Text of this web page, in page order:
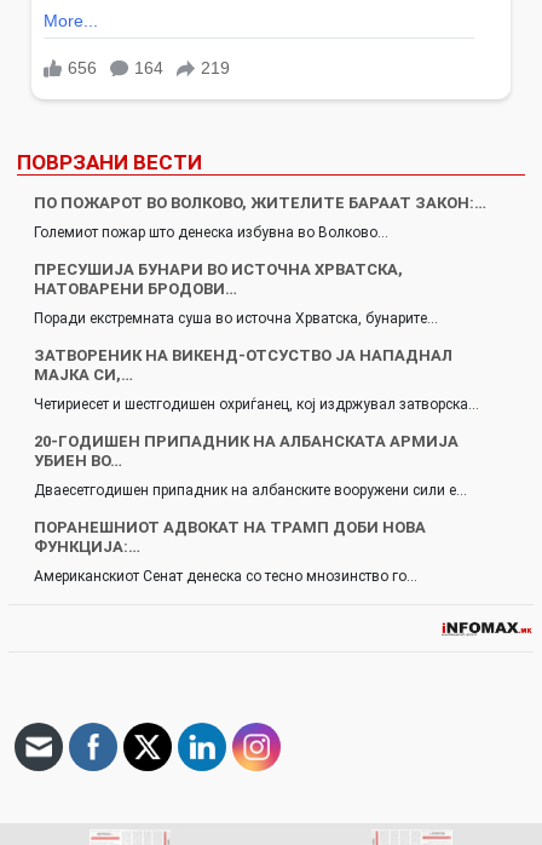
ПОВРЗАНИ ВЕСТИ
ПО ПОЖАРОТ ВО ВОЛКОВО, ЖИТЕЛИТЕ БАРААТ ЗАКОН:…
Големиот пожар што денеска избувна во Волково…
ПРЕСУШИЈА БУНАРИ ВО ИСТОЧНА ХРВАТСКА,
НАТОВАРЕНИ БРОДОВИ…
Поради екстремната суша во источна Хрватска, бунарите…
ЗАТВОРЕНИК НА ВИКЕНД-ОТСУСТВО ЈА НАПАДНАЛ
МАЈКА СИ,…
Четириесет и шестгодишен охриѓанец, кој издржувал затворска…
20-ГОДИШЕН ПРИПАДНИК НА АЛБАНСКАТА АРМИЈА
УБИЕН ВО…
Дваесетгодишен припадник на албанските вооружени сили е…
ПОРАНЕШНИОТ АДВОКАТ НА ТРАМП ДОБИ НОВА
ФУНКЦИЈА:…
Американскиот Сенат денеска со тесно мнозинство го…